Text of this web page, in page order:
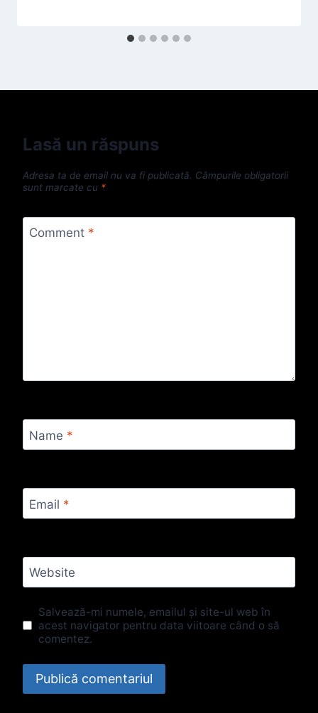
Lasă un răspuns
Adresa ta de email nu va fi publicată. Câmpurile obligatorii
sunt marcate cu *
Comment *
Name *
Email *
Website
Salvează-mi numele, emailul și site-ul web în
acest navigator pentru data viitoare când o să
comentez.